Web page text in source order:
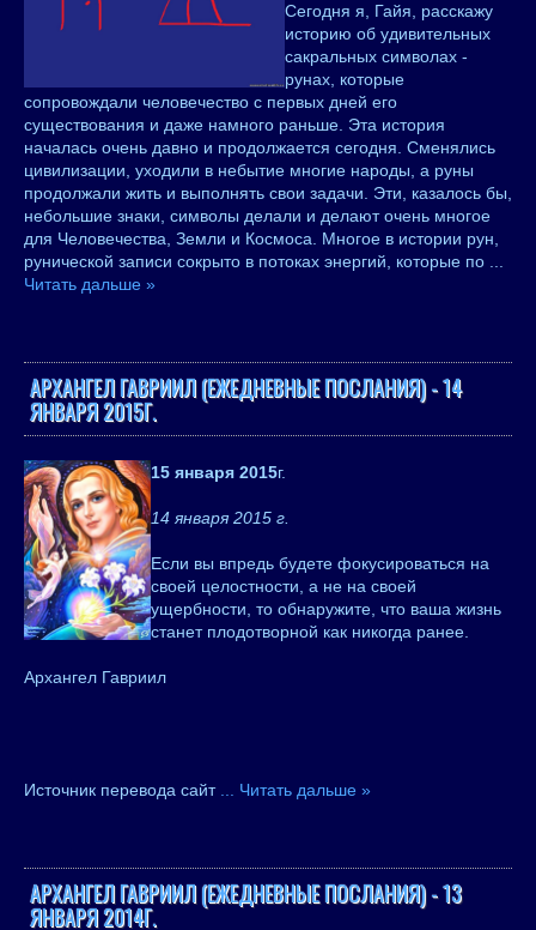
Сегодня я, Гайя, расскажу
историю об удивительных
сакральных символах -
рунах, которые
сопровождали человечество с первых дней его
существования и даже намного раньше. Эта история
началась очень давно и продолжается сегодня. Сменялись
цивилизации, уходили в небытие многие народы, а руны
продолжали жить и выполнять свои задачи. Эти, казалось бы,
небольшие знаки, символы делали и делают очень многое
для Человечества, Земли и Космоса. Многое в истории рун,
рунической записи сокрыто в потоках энергий, которые по
Читать дальше »
АРХАНГЕЛ ГАВРИИЛ (ЕЖЕДНЕВНЫЕ ПОСЛАНИЯ) - 14
ЯНВАРЯ 2015Г.
15 января 2015г.
14 января 2015 г.
Если вы впредь будете фокусироваться на
своей целостности, а не на своей
ущербности, то обнаружите, что ваша жизнь
станет плодотворной как никогда ранее.
Архангел Гавриил
Источник перевода сайт Читать дальше »
АРХАНГЕЛ ГАВРИИЛ (ЕЖЕДНЕВНЫЕ ПОСЛАНИЯ) - 13
ЯНВАРЯ 2014Г.